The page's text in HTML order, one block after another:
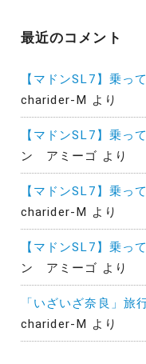
最近のコメント
【マドンSL7】乗っ
charider-M より
【マドンSL7】乗っ
ン アミーゴ より
【マドンSL7】乗っ
charider-M より
【マドンSL7】乗っ
ン アミーゴ より
「いざいざ奈良」旅
charider-M より